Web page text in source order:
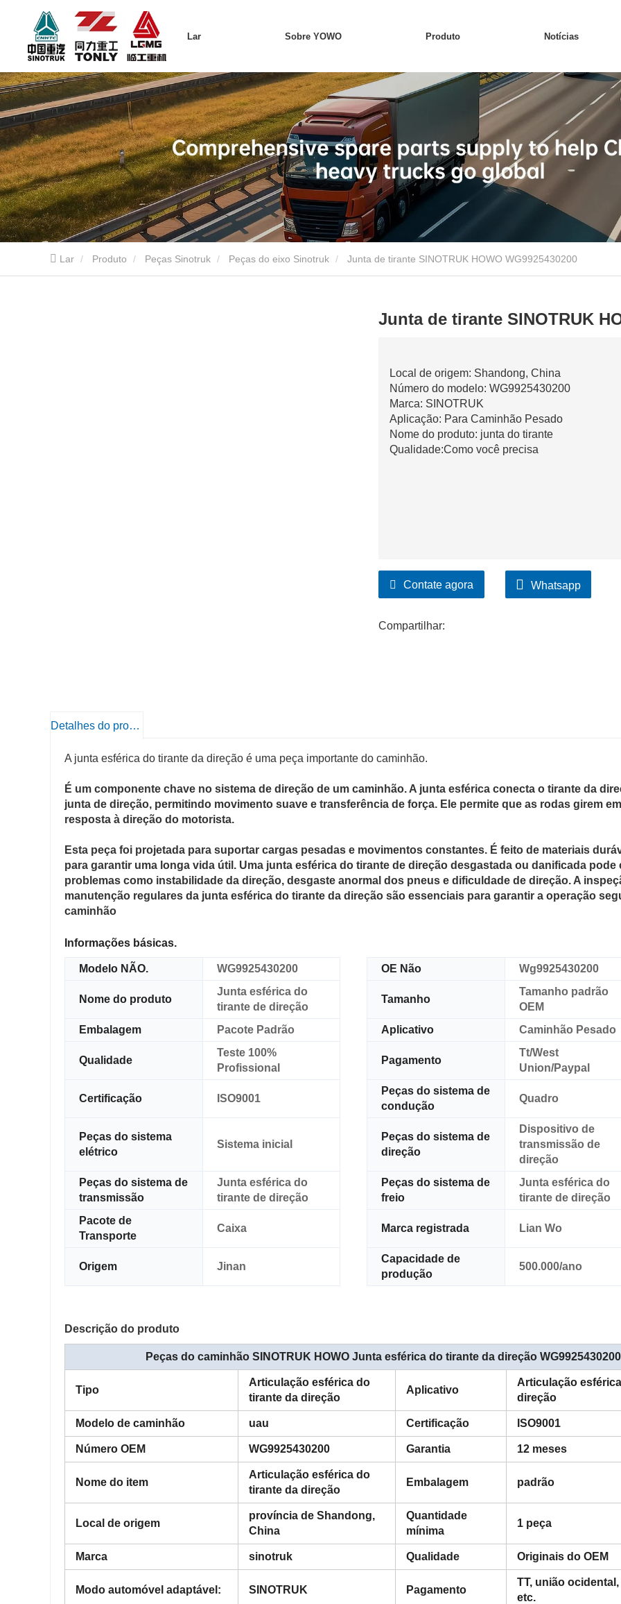
Lar Sobre YOWO Produto Notícias
Lar Produto Peças Sinotruk Peças do eixo Sinotruk Junta de tirante SINOTRUK HOWO WG9925430200
Junta de tirante SINOTRUK
Local de origem: Shandong, China
Número do modelo: WG9925430200
Marca: SINOTRUK
Aplicação: Para Caminhão Pesado
Nome do produto: junta do tirante
Qualidade:Como você precisa
Contate agora Whatsapp
Compartilhar:
Detalhes do produto
A junta esférica do tirante da direção é uma peça importante do caminhão.
É um componente chave no sistema de direção de um caminhão. A junta esférica conecta o tirante da
junta de direção, permitindo movimento suave e transferência de força. Ele permite que as rodas girem em
resposta à direção do motorista.
Esta peça foi projetada para suportar cargas pesadas e movimentos constantes. É feito de materiais
para garantir uma longa vida útil. Uma junta esférica do tirante de direção desgastada ou danificada pode
problemas como instabilidade da direção, desgaste anormal dos pneus e dificuldade de direção. A
manutenção regulares da junta esférica do tirante da direção são essenciais para garantir a operação
caminhão
Informações básicas.
Modelo NÃO. WG9925430200 OE Não Wg9925430200
Nome do produto
Junta esférica do
tirante de direção
Tamanho
Tamanho padrão
OEM
Embalagem
Pacote Padrão Aplicativo Caminhão Pesado
Qualidade
Teste 100%
Profissional
Pagamento
Tt/West
Union/Paypal
Certificação ISO9001
Peças do sistema de
condução
Quadro
Peças do sistema
elétrico
Sistema inicial
Peças do sistema de
direção
Dispositivo de
transmissão de
direção
Peças do sistema de
transmissão
Junta esférica do
tirante de direção
Peças do sistema de
freio
Junta esférica do
tirante de direção
Pacote de
Transporte
Caixa Marca registrada Lian Wo
Origem Jinan
Capacidade de
produção
500.000/ano
Descrição do produto
Peças do caminhão SINOTRUK HOWO Junta esférica do tirante da direção WG9925430200
Tipo
Articulação esférica do
tirante da direção
Aplicativo
Articulação esférica
direção
Modelo de caminhão uau Certificação ISO9001
Número OEM WG9925430200 Garantia 12 meses
Nome do item
Articulação esférica do
tirante da direção
Embalagem padrão
Local de origem
província de Shandong,
China
Quantidade
mínima
1 peça
Marca sinotruk Qualidade Originais do OEM
Modo automóvel adaptável : SINOTRUK Pagamento
TT, união ocidental,
etc.